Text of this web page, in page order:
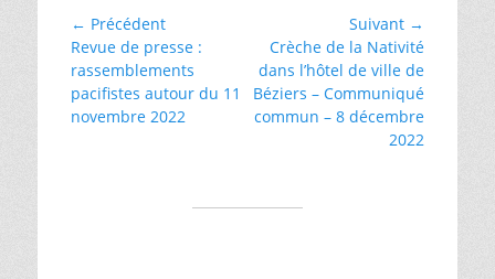
libre
pensée
Navigation
de
l’article
← Précédent
Article
précédent :
Revue de presse :
rassemblements
pacifistes autour du 11
novembre 2022
Suivant →
Article
suivant :
Crèche de la Nativité
dans l’hôtel de ville de
Béziers – Communiqué
commun – 8 décembre
2022